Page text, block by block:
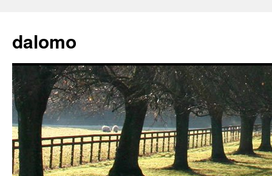
テ
ン
ス
キ
ッ
プ
dalomo